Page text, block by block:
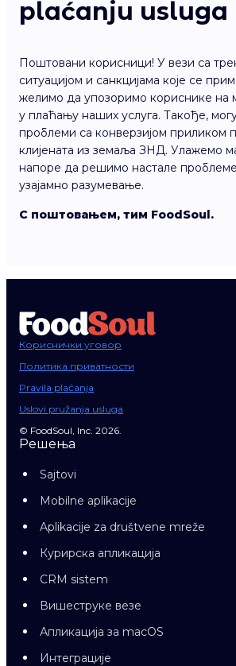
plaćanju usluga
Поштовани корисници! У вези са
ситуацијом и санкцијама које се
желимо да упозоримо кориснике на
у плаћању наших услуга. Такође,
проблеми са конверзијом приликом
клијената из земаља ЗНД. Улажемо
напоре да решимо настале
узајамно разумевање.
С поштовањем, тим FoodSoul.
Кориснички уговор
Политика приватности
Pravila plaćanja
Uslovi pružanja usluga
© FoodSoul, Inc. 2026.
Решења
Sajtovi
Mobilne aplikacije
Aplikacije za društvene mreže
Курирска апликација
CRM sistem
Вишеструке везе
Апликација за macOS
Интеграције